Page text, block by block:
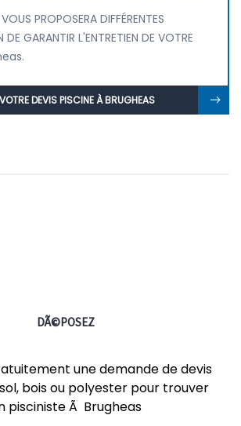
PROPOSERA DIFFÉRENTES
DE GARANTIR L'ENTRETIEN DE VOTRE
DEVIS PISCINE À BRUGHEAS
DÃ©POSEZ
une demande de devis
bois ou polyester pour trouver
pisciniste Ã Brugheas